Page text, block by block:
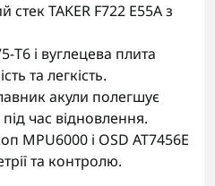
стек TAKER F722 E55A з
T6 і вуглецева плита
та легкість.
акули полегшує
час відновлення.
MPU6000 і OSD AT7456E
та контролю.